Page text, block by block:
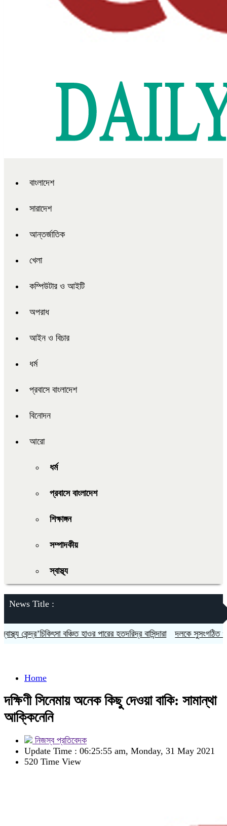
বাংলাদেশ
সারাদেশ
আন্তর্জাতিক
খেলা
কম্পিউটার ও আইটি
অপরাধ
আইন ও বিচার
ধর্ম
প্রবাসে বাংলাদেশ
বিনোদন
আরো
ধর্ম
প্রবাসে বাংলাদেশ
শিক্ষাঙ্গন
সম্পাদকীয়
স্বাস্থ্য
News Title :
বঞ্চিত হাওর পারের হতদরিদ্র বাসিন্দারা দলকে সুসংগঠিত ও জনমুখী
Home
দক্ষিণী সিনেমায় অনেক কিছু দেওয়া বাকি: সামান্থা
আক্কিনেনি
নিজস্ব প্রতিবেদক
Update Time : 06:25:55 am, Monday, 31 May 2021
520 Time View